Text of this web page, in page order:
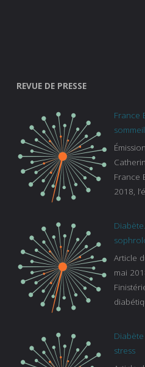
REVUE DE PRESSE
France
sommeil
France
2018,
bleu :
sur-le-
Article
mai
stress